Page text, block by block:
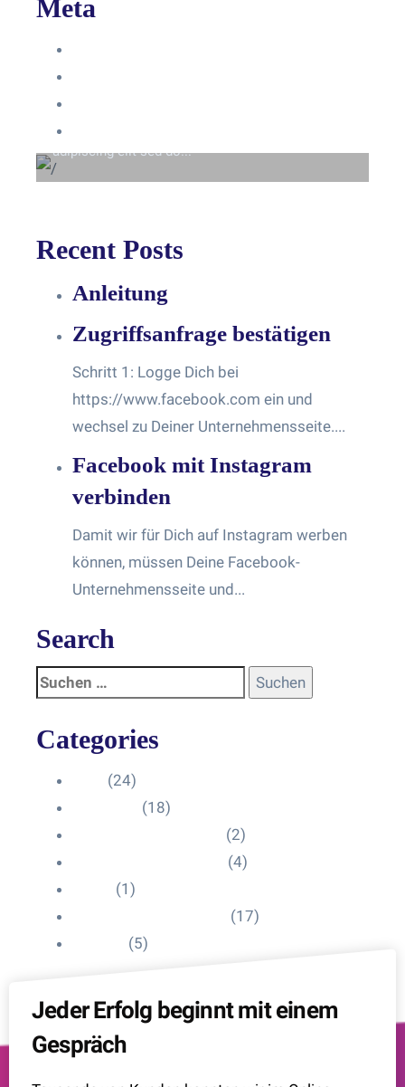
Meta
Beyond the tree line
adipiscing elit sed do...
Recent Posts
Anleitung
Zugriffsanfrage bestätigen
Schritt 1: Logge Dich bei
https://www.facebook.com ein und
wechsel zu Deiner Unternehmensseite....
Facebook mit Instagram
verbinden
Damit wir für Dich auf Instagram werben
können, müssen Deine Facebook-
Unternehmensseite und...
Search
Categories
(24)
(18)
(2)
(4)
(1)
(17)
(5)
Jeder Erfolg beginnt mit einem
Gespräch